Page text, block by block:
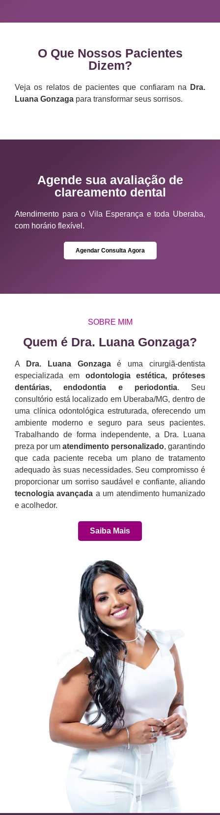
O Que Nossos Pacientes
Dizem?
Veja os relatos de pacientes que confiaram na
Dra.
Luana Gonzaga para transformar seus sorrisos.
Agende sua avaliação de
clareamento dental
Atendimento para o Vila Esperança e toda Uberaba,
com horário flexível.
Agendar Consulta Agora
SOBRE MIM
Quem é Dra. Luana Gonzaga?​
A Dra. Luana Gonzagaé uma cirurgiã-dentista
especializada em odontologia estética, próteses
dentárias, endodontia e periodontia. Seu
consultório está localizado em Uberaba/MG, dentro de
uma clínica odontológica estruturada, oferecendo um
ambiente moderno e seguro para seus pacientes.
Trabalhando de forma independente, a Dra. Luana
preza por um atendimento personalizado, garantindo
que cada paciente receba um plano de tratamento
adequado às suas necessidades. Seu compromisso é
proporcionar um sorriso saudável e confiante, aliando
tecnologia avançada a um atendimento humanizado
e acolhedor.
Saiba Mais